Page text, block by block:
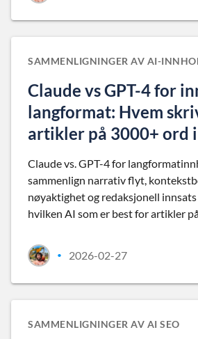
SAMMENLIGNINGER AV AI-
Claude vs GPT-4 for
langformat: Hvem
artikler på 3000+ ord
Claude vs. GPT-4 for
sammenlign narrativ flyt,
nøyaktighet og redaksjonell
hvilken AI som er best for artikler
• 2026-02-27
SAMMENLIGNINGER AV AI SEO